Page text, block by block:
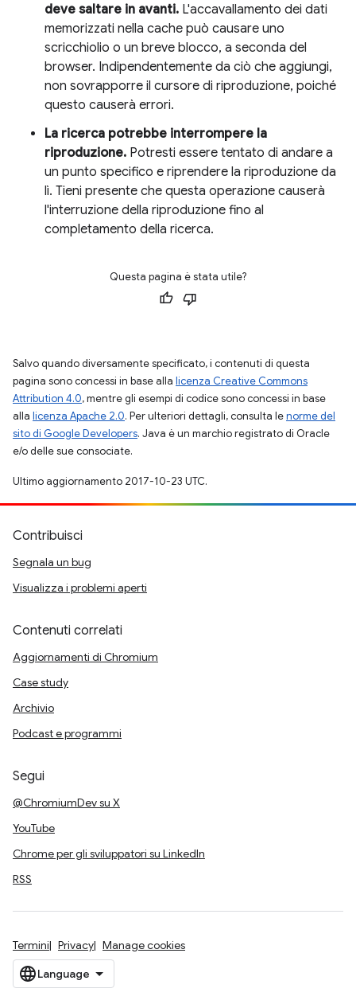
deve saltare in avanti. L'accavallamento dei dati
memorizzati nella cache può causare uno
scricchiolio o un breve blocco, a seconda del
browser. Indipendentemente da ciò che aggiungi,
non sovrapporre il cursore di riproduzione, poiché
questo causerà errori.
La ricerca potrebbe interrompere la
riproduzione. Potresti essere tentato di andare a
un punto specifico e riprendere la riproduzione da
lì. Tieni presente che questa operazione causerà
l'interruzione della riproduzione fino al
completamento della ricerca.
Questa pagina è stata utile?
Salvo quando diversamente specificato, i contenuti di questa
pagina sono concessi in base alla licenza Creative Commons
Attribution 4.0, mentre gli esempi di codice sono concessi in base
alla licenza Apache 2.0. Per ulteriori dettagli, consulta lenorme del
sito di Google Developers. Java è un marchio registrato di Oracle
e/o delle sue consociate.
Ultimo aggiornamento 2017-10-23 UTC.
Contribuisci
Segnala un bug
Visualizza i problemi aperti
Contenuti correlati
Aggiornamenti di Chromium
Case study
Archivio
Podcast e programmi
Segui
@ChromiumDev su X
YouTube
Chrome per gli sviluppatori su LinkedIn
RSS
Termini Privacy Manage cookies